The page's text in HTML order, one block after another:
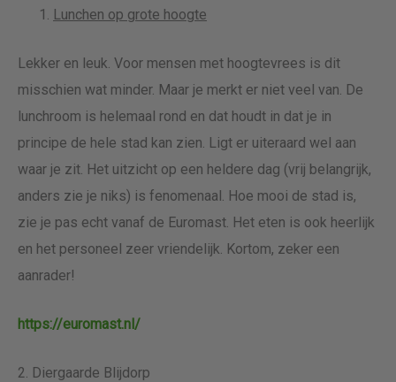
Lunchen op grote hoogte
Lekker en leuk. Voor mensen met hoogtevrees is dit
misschien wat minder. Maar je merkt er niet veel van. De
lunchroom is helemaal rond en dat houdt in dat je in
principe de hele stad kan zien. Ligt er uiteraard wel aan
waar je zit. Het uitzicht op een heldere dag (vrij belangrijk,
anders zie je niks) is fenomenaal. Hoe mooi de stad is,
zie je pas echt vanaf de Euromast. Het eten is ook heerlijk
en het personeel zeer vriendelijk. Kortom, zeker een
aanrader!
https://euromast.nl/
2. Diergaarde Blijdorp